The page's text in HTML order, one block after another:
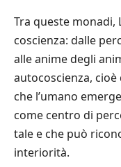
Tra queste monadi,
coscienza: dalle
alle anime degli
autocoscienza, cioè
che l’umano
come centro di
tale e che può
interiorità.